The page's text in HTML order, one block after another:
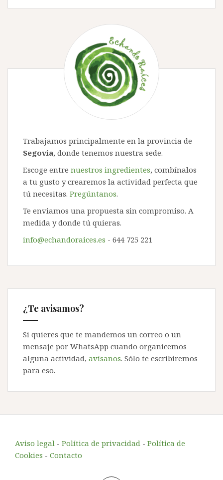
Trabajamos principalmente en la provincia de
Segovia, donde tenemos nuestra sede.
Escoge entre nuestros ingredientes, combínalos
a tu gusto y crearemos la actividad perfecta que
tú necesitas. Pregúntanos.
Te enviamos una propuesta sin compromiso. A
medida y donde tú quieras.
info@echandoraices.es - 644 725 221
¿Te avisamos?
Si quieres que te mandemos un correo o un
mensaje por WhatsApp cuando organicemos
alguna actividad, avísanos. Sólo te escribiremos
para eso.
Aviso legal - Política de privacidad - Política de
Cookies - Contacto